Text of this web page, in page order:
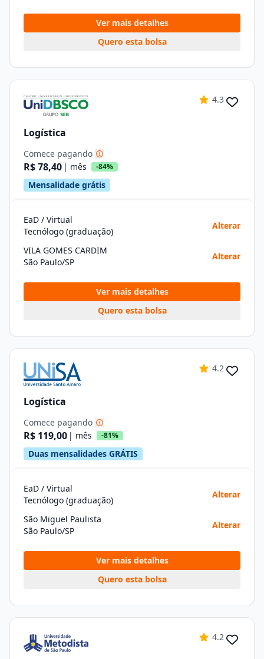
Ver mais detalhes
Quero esta bolsa
4.3
Logística
Comece pagando
R$ 78,40 | mês -84%
Mensalidade grátis
EaD / Virtual
Tecnólogo (graduação)
Alterar
VILA GOMES CARDIM
São Paulo/SP
Alterar
Ver mais detalhes
Quero esta bolsa
4.2
Logística
Comece pagando
R$ 119,00 | mês -81%
Duas mensalidades GRÁTIS
EaD / Virtual
Tecnólogo (graduação)
Alterar
São Miguel Paulista
São Paulo/SP
Alterar
Ver mais detalhes
Quero esta bolsa
4.2